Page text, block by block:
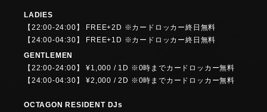
LADIES
【22:00-24:00】 FREE+2D ※カードロッカー終日無料
【24:00-04:30】 FREE+1D ※カードロッカー終日無料
GENTLEMEN
【22:00-24:00】 ¥1,000 / 1D ※0時までカードロッカー無料
【24:00-04:30】 ¥2,000 / 2D ※0時までカードロッカー無料
OCTAGON RESIDENT DJs